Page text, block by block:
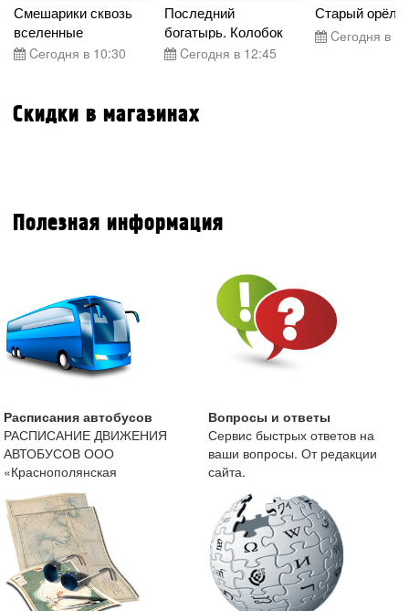
Смешарики сквозь
вселенные
Cегодня в 10:30
Последний
богатырь. Колобок
Cегодня в 12:45
Старый орёл
Cегодня в
Скидки в магазинах
Полезная информация
Расписания автобусов
РАСПИСАНИЕ ДВИЖЕНИЯ
АВТОБУСОВ ООО
«Краснополянская
автоколонна» с 13 мая 2019
Вопросы и ответы
Сервис быстрых ответов на
ваши вопросы. От редакции
сайта.